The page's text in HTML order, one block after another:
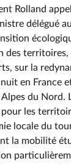
Rolland
délégué
des territoires,
sur la
en France
Alpes du Nord.
les
locale du
la mobilité